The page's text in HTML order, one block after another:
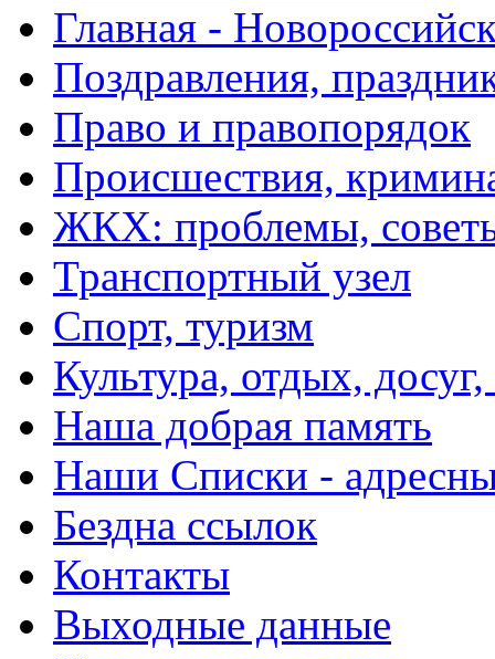
Главная -
Поздравления,
Право и правопорядок
Происшествия,
ЖКХ: проблемы,
Транспортный узел
Спорт, туризм
Культура, отдых,
Наша добрая память
Наши Списки -
Бездна ссылок
Контакты
Выходные данные